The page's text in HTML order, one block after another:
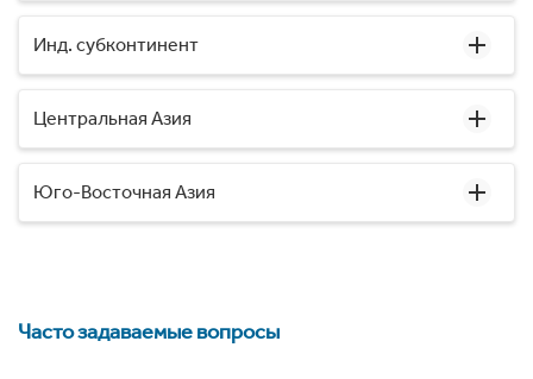
Инд. субконтинент
Центральная Азия
Юго-Восточная Азия
Часто задаваемые вопросы